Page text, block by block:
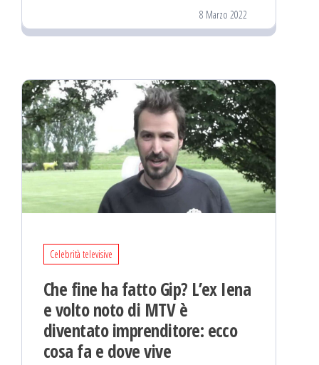
8 Marzo 2022
Celebrità televisive
Che fine ha fatto Gip? L’ex Iena
e volto noto di MTV è
diventato imprenditore: ecco
cosa fa e dove vive